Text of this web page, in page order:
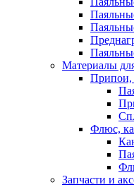
Материалы
Припои,
Флюс,
Запчасти и